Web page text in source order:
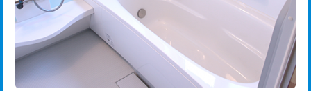
桝清掃 8,800円
止水・漏水調査・防水処理・清掃・修
理・調整・分解・加工など（軽作業）
止水・漏水調査・防水処理・清掃・修
22,000円